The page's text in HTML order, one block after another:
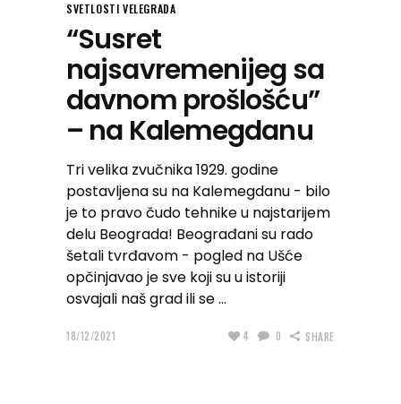
SVETLOSTI VELEGRADA
“Susret
najsavremenijeg sa
davnom prošlošću”
– na Kalemegdanu
Tri velika zvučnika 1929. godine
postavljena su na Kalemegdanu - bilo
je to pravo čudo tehnike u najstarijem
delu Beograda! Beograđani su rado
šetali tvrđavom - pogled na Ušće
opčinjavao je sve koji su u istoriji
osvajali naš grad ili se
18/12/2021 4 0 SHARE